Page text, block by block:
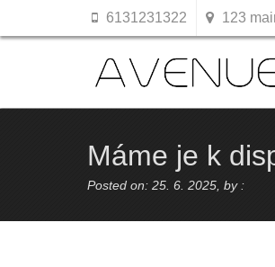
6131231322 123
Máme je k
Posted on: 25. 6. 2025, by :